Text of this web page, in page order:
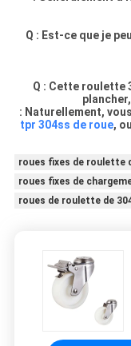
Q : Est-ce que je
Q : Cette roulette
: Naturellement,
tpr 304ss de roue, ou
roues fixes de roulette
roues fixes de
roues de roulette de